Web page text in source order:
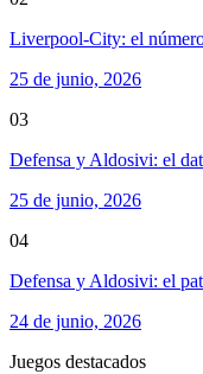
Liverpool-City: el
25 de junio, 2026
03
Defensa y Aldosivi: el
25 de junio, 2026
04
Defensa y Aldosivi: el
24 de junio, 2026
Juegos destacados